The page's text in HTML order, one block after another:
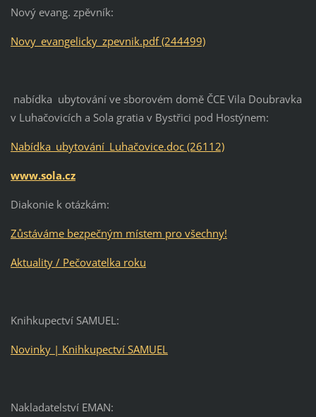
Nový evang. zpěvník:
Novy_evangelicky_zpevnik.pdf (244499)
nabídka ubytování ve sborovém domě ČCE Vila Doubravka
v Luhačovicích a Sola gratia v Bystřici pod Hostýnem:
Nabídka_ubytování_Luhačovice.doc (26112)
www.sola.cz
Diakonie k otázkám:
Zůstáváme bezpečným místem pro všechny!
Aktuality / Pečovatelka roku
Knihkupectví SAMUEL:
Novinky | Knihkupectví SAMUEL
Nakladatelství EMAN: